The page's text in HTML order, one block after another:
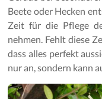
Beete oder Hecken
Zeit für die Pflege
nehmen. Fehlt diese
dass alles perfekt
nur an, sondern kann